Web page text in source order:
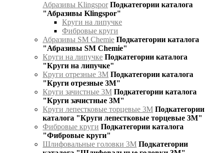
Абразивы Klingspor Подкатегории каталога
"Абразивы Klingspor"
Круги на липучке
Фибровые круги
Абразивы SM Chemie Подкатегории каталога
"Абразивы SM Chemie"
Круги на липучке Подкатегории каталога
"Круги на липучке"
Круги отрезные 3М Подкатегории каталога
"Круги отрезные 3М"
Круги зачистные 3М Подкатегории каталога
"Круги зачистные 3М"
Круги лепестковые торцевые 3М Подкатегории
каталога "Круги лепестковые торцевые 3М"
Фибровые круги Подкатегории каталога
"Фибровые круги"
Шлифовальные головки 3М Подкатегории